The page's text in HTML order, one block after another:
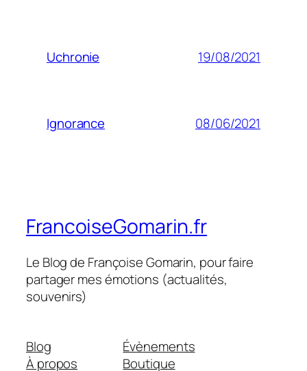
Uchronie 19/08/2021
Ignorance 08/06/2021
FrancoiseGomarin.fr
Le Blog de Françoise Gomarin, pour faire
partager mes émotions (actualités,
souvenirs)
Blog
À propos
Évènements
Boutique